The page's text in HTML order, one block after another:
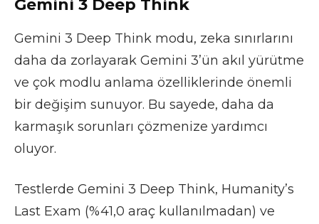
Gemini 3 Deep Think
Gemini 3 Deep Think modu, zeka sınırlarını
daha da zorlayarak Gemini 3’ün akıl yürütme
ve çok modlu anlama özelliklerinde önemli
bir değişim sunuyor. Bu sayede, daha da
karmaşık sorunları çözmenize yardımcı
oluyor.
Testlerde Gemini 3 Deep Think, Humanity’s
Last Exam (%41,0 araç kullanılmadan) ve